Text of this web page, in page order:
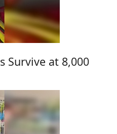
Survive at 8,000